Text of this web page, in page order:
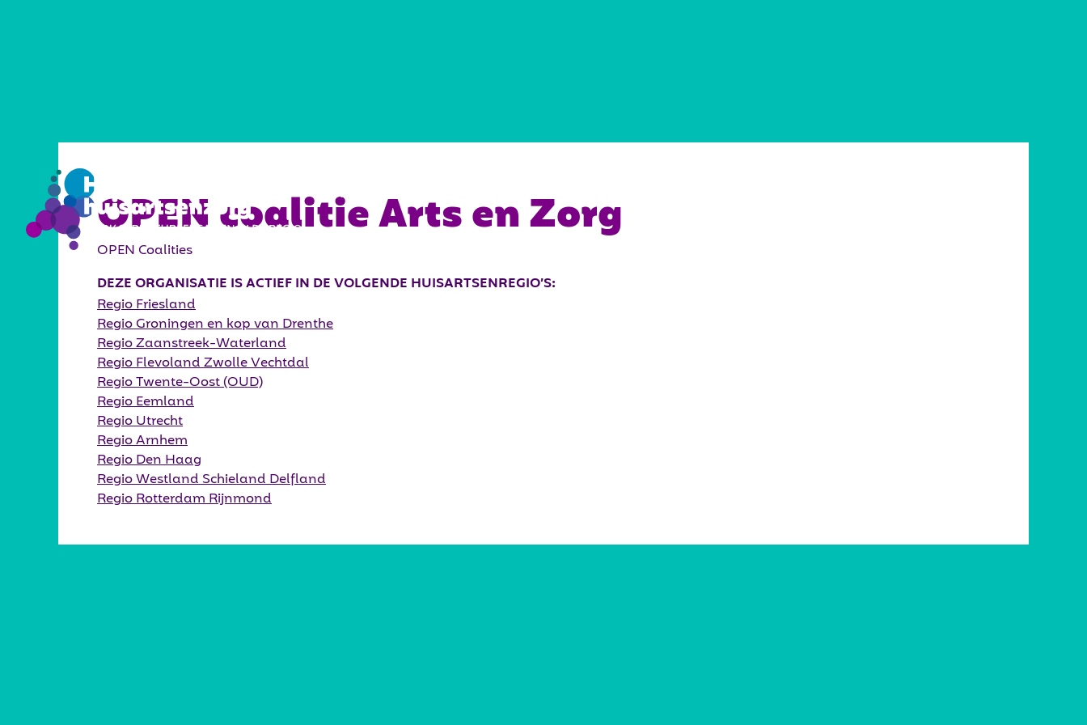
VISIE
OPEN coalitie Arts en Zorg
OPEN Coalities
DEZE ORGANISATIE IS ACTIEF IN DE VOLGENDE HUISARTSENREGIO’S:
Regio Friesland
Regio Groningen en kop van Drenthe
Regio Zaanstreek-Waterland
Regio Flevoland Zwolle Vechtdal
Regio Twente-Oost (OUD)
Regio Eemland
Regio Utrecht
Regio Arnhem
Regio Den Haag
Regio Westland Schieland Delfland
Regio Rotterdam Rijnmond